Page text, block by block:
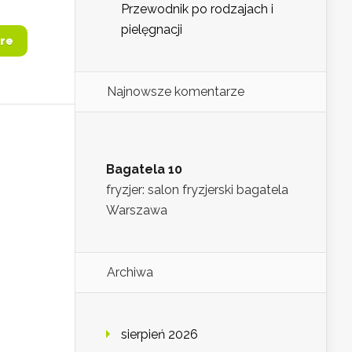
Przewodnik po rodzajach i
pielęgnacji
Najnowsze komentarze
Bagatela 10
fryzjer: salon fryzjerski bagatela
Warszawa
Archiwa
sierpień 2026